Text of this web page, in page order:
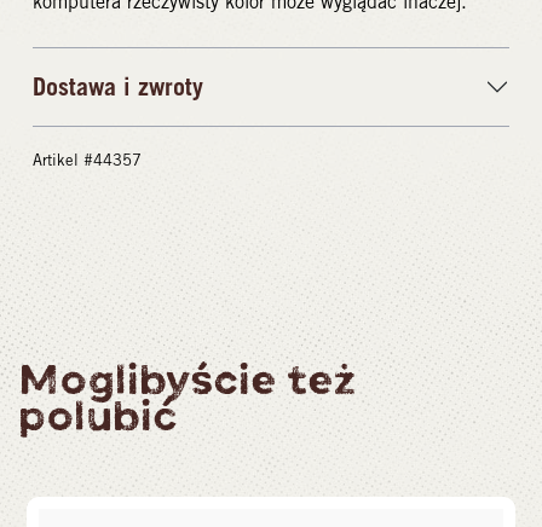
Dostawa i zwroty
Artikel #44357
Moglibyście też
polubić